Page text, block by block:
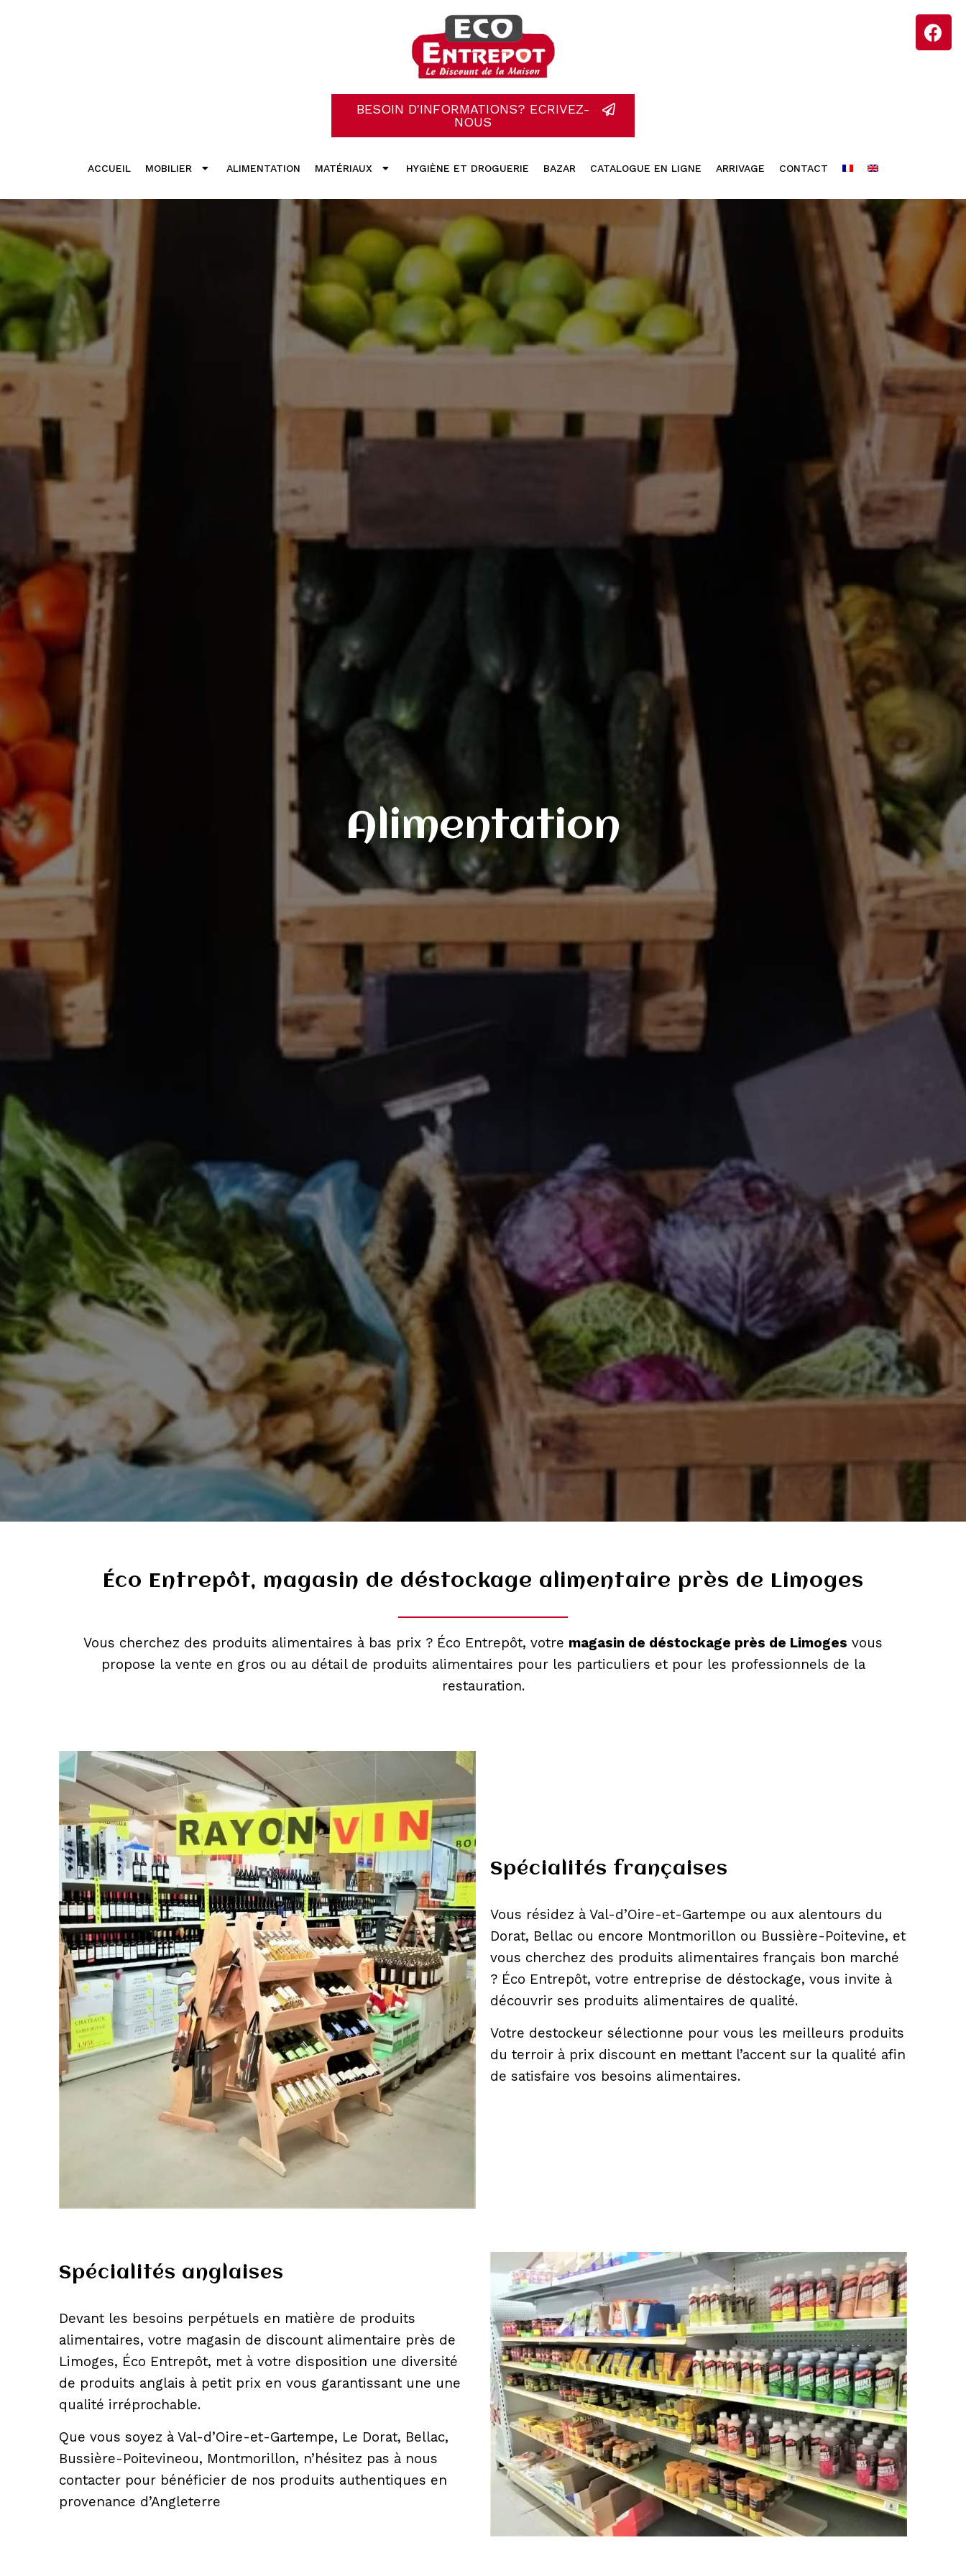
BESOIN D'INFORMATIONS? ECRIVEZ-
NOUS
ACCUEIL MOBILIER ALIMENTATION MATÉRIAUX HYGIÈNE ET DROGUERIE BAZAR CATALOGUE EN LIGNE ARRIVAGE CONTACT
Alimentation
Éco Entrepôt, magasin de déstockage alimentaire près de Limoges
Vous cherchez des produits alimentaires à bas prix ? Éco Entrepôt, votre magasin de déstockage près de Limoges vous
propose la vente en gros ou au détail de produits alimentaires pour les particuliers et pour les professionnels de la
restauration.
Spécialités françaises
Vous résidez à Val-d’Oire-et-Gartempe ou aux alentours du
Dorat, Bellac ou encore Montmorillon ou Bussière-Poitevine, et
vous cherchez des produits alimentaires français bon marché
? Éco Entrepôt, votre entreprise de déstockage, vous invite à
découvrir ses produits alimentaires de qualité.
Votre destockeur sélectionne pour vous les meilleurs produits
du terroir à prix discount en mettant l’accent sur la qualité afin
de satisfaire vos besoins alimentaires.
Spécialités anglaises
Devant les besoins perpétuels en matière de produits
alimentaires, votre magasin de discount alimentaire près de
Limoges, Éco Entrepôt, met à votre disposition une diversité
de produits anglais à petit prix en vous garantissant une une
qualité irréprochable.
Que vous soyez à Val-d’Oire-et-Gartempe, Le Dorat, Bellac,
Bussière-Poitevineou, Montmorillon, n’hésitez pas à nous
contacter pour bénéficier de nos produits authentiques en
provenance d’Angleterre